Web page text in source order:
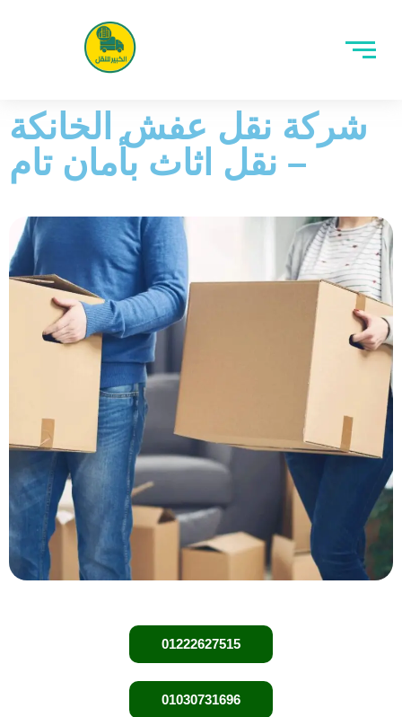
شركة نقل عفش الخانكة
– نقل اثاث بأمان تام
01222627515
01030731696